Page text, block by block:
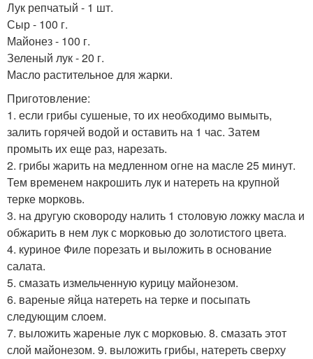
Лук репчатый - 1 шт.
Сыр - 100 г.
Майонез - 100 г.
Зеленый лук - 20 г.
Масло растительное для жарки.
Приготовление:
1. если грибы сушеные, то их необходимо вымыть,
залить горячей водой и оставить на 1 час. Затем
промыть их еще раз, нарезать.
2. грибы жарить на медленном огне на масле 25 минут.
Тем временем накрошить лук и натереть на крупной
терке морковь.
3. на другую сковороду налить 1 столовую ложку масла и
обжарить в нем лук с морковью до золотистого цвета.
4. куриное Филе порезать и выложить в основание
салата.
5. смазать измельченную курицу майонезом.
6. вареные яйца натереть на терке и посыпать
следующим слоем.
7. выложить жареные лук с морковью. 8. смазать этот
слой майонезом. 9. выложить грибы, натереть сверху